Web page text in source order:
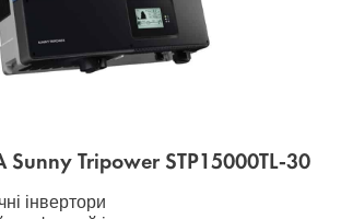
Sunny Tripower STP15000TL-30
інвертори